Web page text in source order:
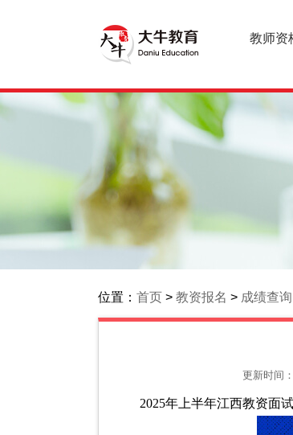
教师资
位置： 首页 > 教资报名 > 成绩查询
更新时间
2025年上半年江西教资面